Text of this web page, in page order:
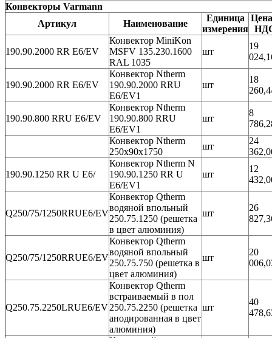
Конвекторы Varmann
Артикул
Наименование
Единица
измерения
190.90.2000 RR E6/EV
Конвектор MiniKon
MSFV 135.230.1600
RAL 1035
шт
19
190.90.2000 RR E6/EV
Конвектор Ntherm
190.90.2000 RRU
E6/EV1
шт
18
190.90.800 RRU E6/EV
Конвектор Ntherm
190.90.800 RRU
E6/EV1
шт
8
Конвектор Ntherm
250х90х1750
шт
24
190.90.1250 RR U E6/
Конвектор Ntherm N
190.90.1250 RR U
E6/EV1
шт
12
Q250/75/1250RRUE6/EV
Конвектор Qtherm
водяной впольный
250.75.1250 (решетка
в цвет алюминия)
шт
26
Q250/75/1250RRUE6/EV
Конвектор Qtherm
водяной впольный
250.75.750 (решетка в
цвет алюминия)
шт
20
Q250.75.2250LRUE6/EV
Конвектор Qtherm
встраиваемый в пол
250.75.2250 (решетка
анодированная в цвет
алюминия)
шт
40